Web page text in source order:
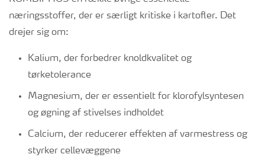
næringsstoffer, der er særligt kritiske i kartofler. Det
drejer sig om:
Kalium, der forbedrer knoldkvalitet og
tørketolerance
Magnesium, der er essentielt for klorofylsyntesen
og øgning af stivelses indholdet
Calcium, der reducerer effekten af varmestress og
styrker cellevæggene